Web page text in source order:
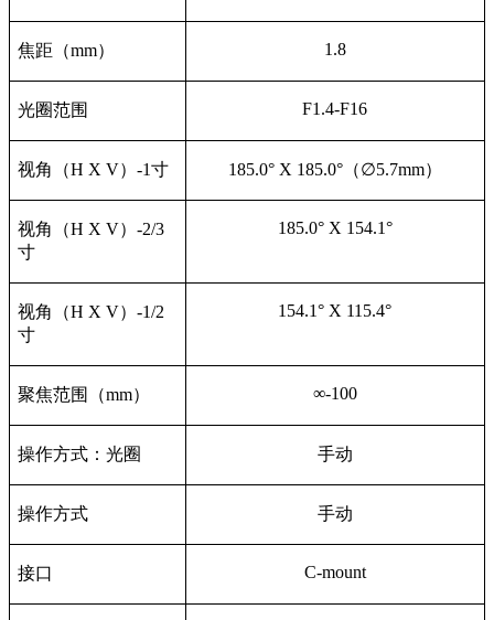
焦距（mm） 1.8
光圈范围 F1.4-F16
视角（H X V）-1寸 185.0° X 185.0°（∅5.7mm）
视角（H X V）-2/3
寸
185.0° X 154.1°
视角（H X V）-1/2
寸
154.1° X 115.4°
聚焦范围（mm） ∞-100
操作方式：光圈 手动
操作方式 手动
接口 C-mount